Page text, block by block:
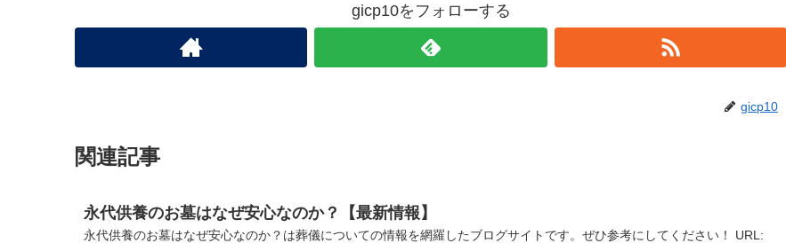
gicp10をフォローする
gicp10
関連記事
永代供養のお墓はなぜ安心なのか？【最新情報】
永代供養のお墓はなぜ安心なのか？は葬儀についての情報を網羅したブログサイトです。ぜひ参考にしてください！ URL: